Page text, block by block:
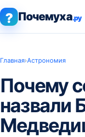
? Почемуха.ру
Главная›Астрономия
Почему
назвали